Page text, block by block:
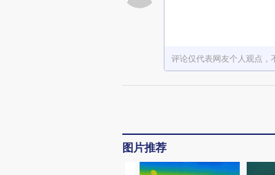
评论仅代表网友个人观点，
图片推荐